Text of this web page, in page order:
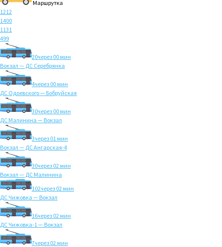
Маршрутка
1212
1400
1131
499
20через 00 мин
Вокзал — ДС Серебрянка
4через 00 мин
ДС Одоевского — Бобруйская
30через 00 мин
ДС Малинина — Вокзал
3через 01 мин
Вокзал — ДС Ангарская-4
30через 02 мин
Вокзал — ДС Малинина
102через 02 мин
ДС Чижовка — Вокзал
16через 02 мин
ДС Чижовка-1 — Вокзал
7через 02 мин